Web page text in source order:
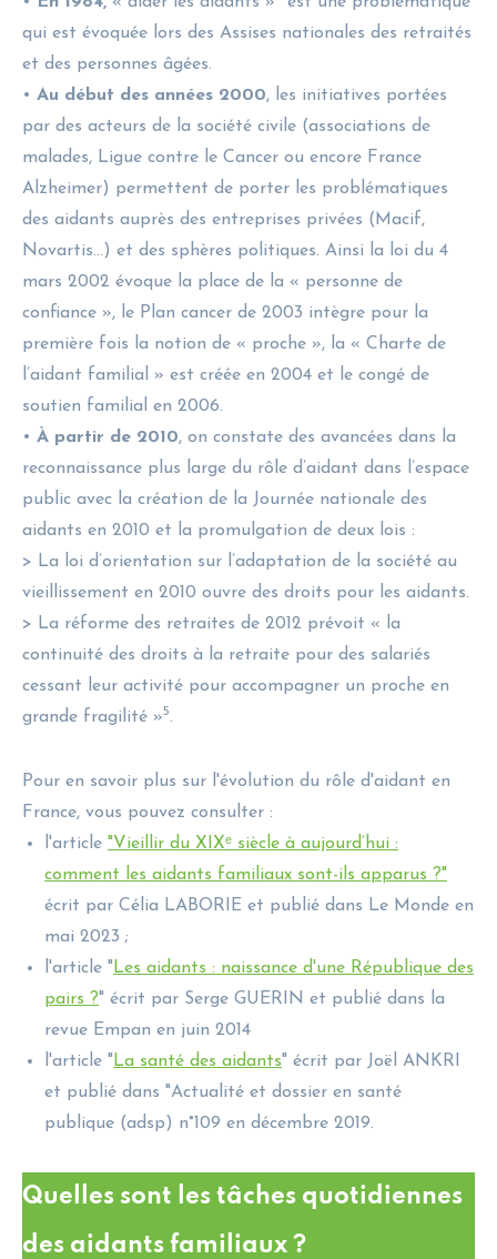
qui est évoquée lors des Assises nationales des retraités
et des personnes âgées.
• Au début des années 2000, les initiatives portées
par des acteurs de la société civile (associations de
malades, Ligue contre le Cancer ou encore France
Alzheimer) permettent de porter les problématiques
des aidants auprès des entreprises privées (Macif,
Novartis…) et des sphères politiques. Ainsi la loi du 4
mars 2002 évoque la place de la « personne de
confiance », le Plan cancer de 2003 intègre pour la
première fois la notion de « proche », la « Charte de
l’aidant familial » est créée en 2004 et le congé de
soutien familial en 2006.
• À partir de 2010, on constate des avancées dans la
reconnaissance plus large du rôle d’aidant dans l’espace
public avec la création de la Journée nationale des
aidants en 2010 et la promulgation de deux lois :
> La loi d’orientation sur l’adaptation de la société au
vieillissement en 2010 ouvre des droits pour les aidants.
> La réforme des retraites de 2012 prévoit « la
continuité des droits à la retraite pour des salariés
cessant leur activité pour accompagner un proche en
grande fragilité »5.
Pour en savoir plus sur l'évolution du rôle d'aidant en
France, vous pouvez consulter :
l'article "Vieillir du XIXᵉ siècle à aujourd’hui :
comment les aidants familiaux sont-ils apparus ?"
écrit par Célia LABORIE et publié dans Le Monde en
mai 2023 ;
l'article " Les aidants : naissance d'une République des
pairs ?" écrit par Serge GUERIN et publié dans la
revue Empan en juin 2014
l'article " La santé des aidants" écrit par Joël ANKRI
et publié dans "Actualité et dossier en santé
publique (adsp) n°109 en décembre 2019.
Quelles sont les tâches quotidiennes
des aidants familiaux ?